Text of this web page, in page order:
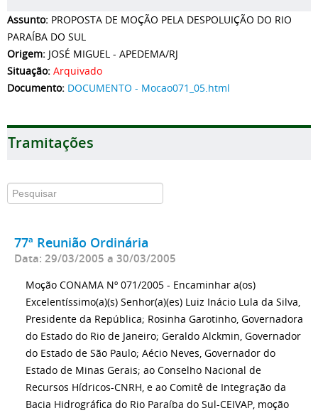
Assunto: PROPOSTA DE MOÇÃO PELA DESPOLUIÇÃO DO RIO
PARAÍBA DO SUL
Origem: JOSÉ MIGUEL - APEDEMA/RJ
Situação: Arquivado
Documento: DOCUMENTO - Mocao071_05.html
Tramitações
77ª Reunião Ordinária
Data: 29/03/2005 a 30/03/2005
Moção CONAMA Nº 071/2005 - Encaminhar a(os)
Excelentíssimo(a)(s) Senhor(a)(es) Luiz Inácio Lula da Silva,
Presidente da República; Rosinha Garotinho, Governadora
do Estado do Rio de Janeiro; Geraldo Alckmin, Governador
do Estado de São Paulo; Aécio Neves, Governador do
Estado de Minas Gerais; ao Conselho Nacional de
Recursos Hídricos-CNRH, e ao Comitê de Integração da
Bacia Hidrográfica do Rio Paraíba do Sul-CEIVAP, moção